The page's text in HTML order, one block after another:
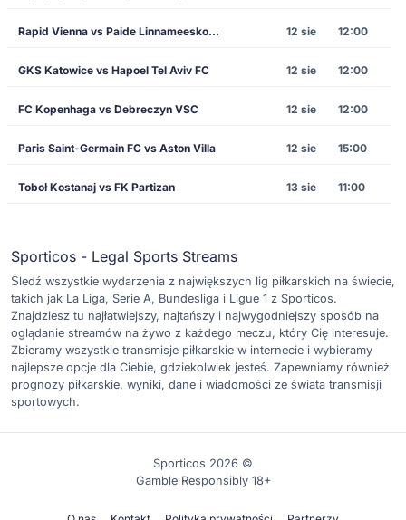
Rapid Vienna vs Paide Linnameeskond 12 sie 12:00
GKS Katowice vs Hapoel Tel Aviv FC 12 sie 12:00
FC Kopenhaga vs Debreczyn VSC 12 sie 12:00
Paris Saint-Germain FC vs Aston Villa 12 sie 15:00
Toboł Kostanaj vs FK Partizan 13 sie 11:00
Sporticos - Legal Sports Streams
Śledź wszystkie wydarzenia z największych lig piłkarskich na świecie,
takich jak La Liga, Serie A, Bundesliga i Ligue 1 z Sporticos.
Znajdziesz tu najłatwiejszy, najtańszy i najwygodniejszy sposób na
oglądanie streamów na żywo z każdego meczu, który Cię interesuje.
Zbieramy wszystkie transmisje piłkarskie w internecie i wybieramy
najlepsze opcje dla Ciebie, gdziekolwiek jesteś. Zapewniamy również
prognozy piłkarskie, wyniki, dane i wiadomości ze świata transmisji
sportowych.
Sporticos 2026 ©
Gamble Responsibly 18+